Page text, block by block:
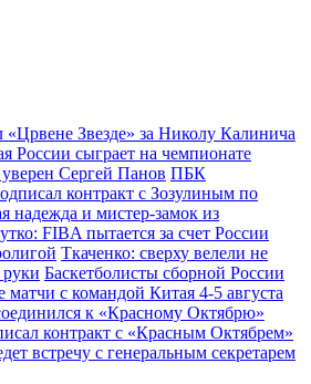
«Црвене Звезде» за Николу Калинича
России сыграет на чемпионате
Сергей Панов ПБК
контракт с Зозулиным по
надежда и мистер-замок из
FIBA пытается за счет России
Ткаченко: сверху велели не
руки Баскетболисты сборной России
матчи с командой Китая 4-5 августа
к «Красному Октябрю»
контракт с «Красным Октябрем»
встречу с генеральным секретарем